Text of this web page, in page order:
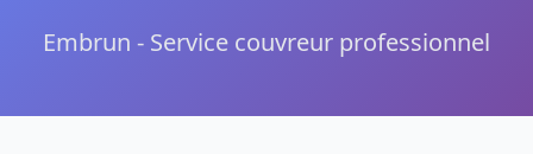
Embrun - Service couvreur professionnel